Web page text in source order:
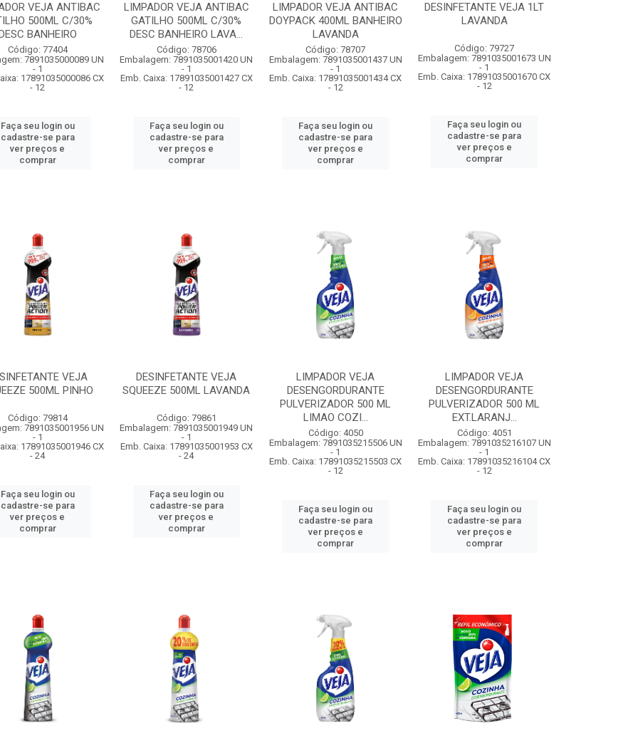
VEJA ANTIBAC
500ML C/30%
BANHEIRO
Código: 77404
7891035000089 UN
- 1
17891035000086 CX
- 12
Faça seu login ou
cadastre-se para
ver preços e
comprar
LIMPADOR VEJA ANTIBAC
GATILHO 500ML C/30%
DESC BANHEIRO LAVA...
Código: 78706
Embalagem: 7891035001420 UN
- 1
Emb. Caixa: 17891035001427 CX
- 12
Faça seu login ou
cadastre-se para
ver preços e
comprar
LIMPADOR VEJA ANTIBAC
DOYPACK 400ML BANHEIRO
LAVANDA
Código: 78707
Embalagem: 7891035001437 UN
- 1
Emb. Caixa: 17891035001434 CX
- 12
Faça seu login ou
cadastre-se para
ver preços e
comprar
DESINFETANTE VEJA 1LT
LAVANDA
Código: 79727
Embalagem: 7891035001673 UN
- 1
Emb. Caixa: 17891035001670 CX
- 12
Faça seu login ou
cadastre-se para
ver preços e
comprar
VEJA
500ML PINHO
Código: 79814
7891035001956 UN
- 1
17891035001946 CX
- 24
Faça seu login ou
cadastre-se para
ver preços e
comprar
DESINFETANTE VEJA
SQUEEZE 500ML LAVANDA
Código: 79861
Embalagem: 7891035001949 UN
- 1
Emb. Caixa: 17891035001953 CX
- 24
Faça seu login ou
cadastre-se para
ver preços e
comprar
LIMPADOR VEJA
DESENGORDURANTE
PULVERIZADOR 500 ML
LIMAO COZI...
Código: 4050
Embalagem: 7891035215506 UN
- 1
Emb. Caixa: 17891035215503 CX
- 12
Faça seu login ou
cadastre-se para
ver preços e
comprar
LIMPADOR VEJA
DESENGORDURANTE
PULVERIZADOR 500 ML
EXT.LARANJ...
Código: 4051
Embalagem: 7891035216107 UN
- 1
Emb. Caixa: 17891035216104 CX
- 12
Faça seu login ou
cadastre-se para
ver preços e
comprar